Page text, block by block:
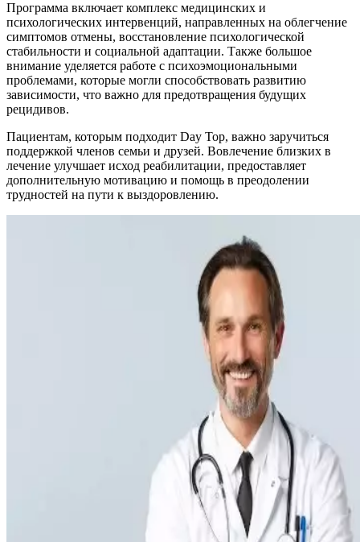
Программа включает комплекс медицинских и
психологических интервенций, направленных на облегчение
симптомов отмены, восстановление психологической
стабильности и социальной адаптации. Также большое
внимание уделяется работе с психоэмоциональными
проблемами, которые могли способствовать развитию
зависимости, что важно для предотвращения будущих
рецидивов.
Пациентам, которым подходит Day Top, важно заручиться
поддержкой членов семьи и друзей. Вовлечение близких в
лечение улучшает исход реабилитации, предоставляет
дополнительную мотивацию и помощь в преодолении
трудностей на пути к выздоровлению.